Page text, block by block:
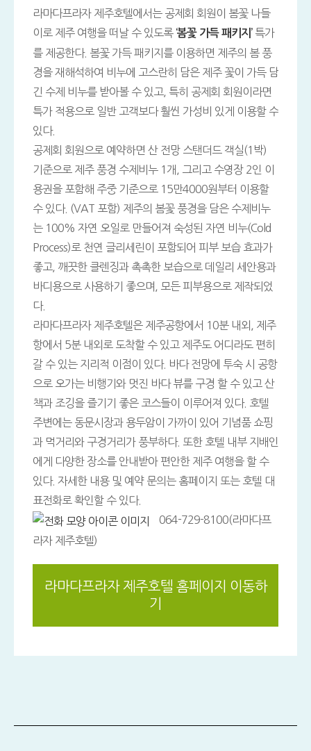
라마다프라자 제주호텔에서는 공제회 회원이 봄꽃 나들
이로 제주 여행을 떠날 수 있도록 ‘봄꽃 가득 패키지’특가
를 제공한다. 봄꽃 가득 패키지를 이용하면 제주의 봄 풍
경을 재해석하여 비누에 고스란히 담은 제주 꽃이 가득 담
긴 수제 비누를 받아볼 수 있고, 특히 공제회 회원이라면
특가 적용으로 일반 고객보다 훨씬 가성비 있게 이용할 수
있다.
공제회 회원으로 예약하면 산 전망 스탠더드 객실(1박)
기준으로 제주 풍경 수제비누 1개, 그리고 수영장 2인 이
용권을 포함해 주중 기준으로 15만4000원부터 이용할
수 있다. (VAT 포함) 제주의 봄꽃 풍경을 담은 수제비누
는 100% 자연 오일로 만들어져 숙성된 자연 비누(Cold
Process)로 천연 글리세린이 포함되어 피부 보습 효과가
좋고, 깨끗한 클렌징과 촉촉한 보습으로 데일리 세안용과
바디용으로 사용하기 좋으며, 모든 피부용으로 제작되었
다.
라마다프라자 제주호텔은 제주공항에서 10분 내외, 제주
항에서 5분 내외로 도착할 수 있고 제주도 어디라도 편히
갈 수 있는 지리적 이점이 있다. 바다 전망에 투숙 시 공항
으로 오가는 비행기와 멋진 바다 뷰를 구경 할 수 있고 산
책과 조깅을 즐기기 좋은 코스들이 이루어져 있다. 호텔
주변에는 동문시장과 용두암이 가까이 있어 기념품 쇼핑
과 먹거리와 구경거리가 풍부하다. 또한 호텔 내부 지배인
에게 다양한 장소를 안내받아 편안한 제주 여행을 할 수
있다. 자세한 내용 및 예약 문의는 홈페이지 또는 호텔 대
표전화로 확인할 수 있다.
064-729-8100(라마다프
라자 제주호텔)
라마다프라자 제주호텔 홈페이지 이동하
기